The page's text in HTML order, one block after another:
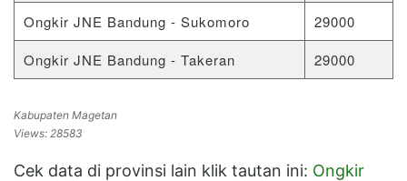
Ongkir JNE Bandung - Sukomoro
29000
Ongkir JNE Bandung - Takeran
29000
Kabupaten Magetan
Views: 28583
Cek data di provinsi lain klik tautan ini: Ongkir